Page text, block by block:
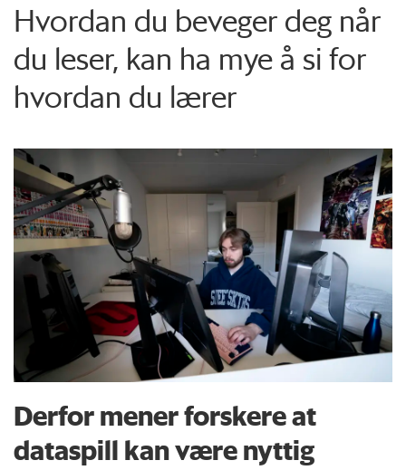
Hvordan du beveger deg når
du leser, kan ha mye å si for
hvordan du lærer
Derfor mener forskere at
dataspill kan være nyttig